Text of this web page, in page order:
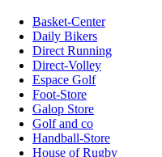
Basket-Center
Daily Bikers
Direct Running
Direct-Volley
Espace Golf
Foot-Store
Galop Store
Golf and co
Handball-Store
House of Rugby